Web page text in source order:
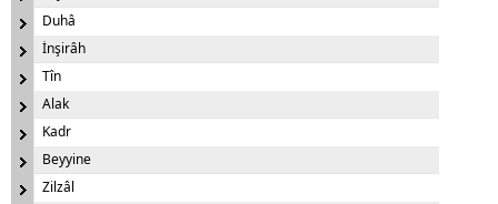
Duhâ
İnşirâh
Tîn
Alak
Kadr
Beyyine
Zilzâl